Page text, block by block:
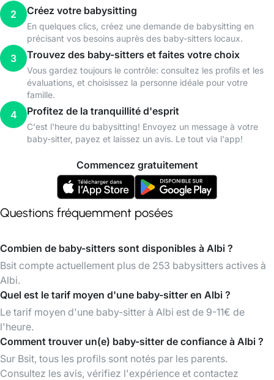
2 Créez votre babysitting
En quelques clics, créez une demande de babysitting en
précisant vos besoins auprès des baby-sitters locaux.
3 Trouvez des baby-sitters et faites votre choix
Vous gardez toujours le contrôle: consultez les profils et les
évaluations, et choisissez la personne idéale pour votre
famille.
4 Profitez de la tranquillité d'esprit
C'est l'heure du babysitting! Envoyez un message à votre
baby-sitter, payez et laissez un avis. Le tout via l'app!
Commencez gratuitement
Questions fréquemment posées
Combien de baby-sitters sont disponibles à Albi ?
Bsit compte actuellement plus de 253 babysitters actives à
Albi.
Quel est le tarif moyen d'une baby-sitter en Albi ?
Le tarif moyen d'une baby-sitter à Albi est de 9-11€ de
l'heure.
Comment trouver un(e) baby-sitter de confiance à Albi ?
Sur Bsit, tous les profils sont notés par les parents.
Consultez les avis, vérifiez l'expérience et contactez